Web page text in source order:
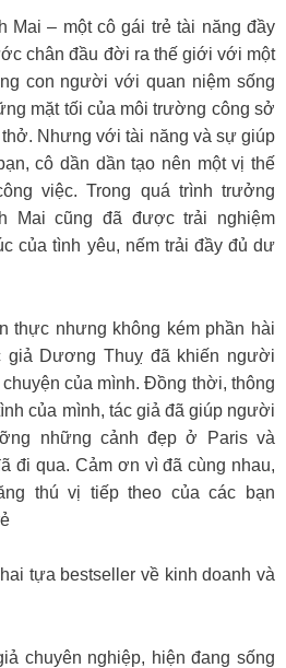
Mai – một cô gái trẻ tài năng đầy
chân đầu đời ra thế giới với một
con người với quan niệm sống
mặt tối của môi trường công sở
Nhưng với tài năng và sự giúp
cô dần dần tạo nên một vị thế
việc. Trong quá trình trưởng
Mai cũng đã được trải nghiệm
của tình yêu, nếm trải đầy đủ dư
thực nhưng không kém phần hài
giả Dương Thuỵ đã khiến người
của mình. Đồng thời, thông
của mình, tác giả đã giúp người
những cảnh đẹp ở Paris và
đi qua. Cảm ơn vì đã cùng nhau,
thú vị tiếp theo của các bạn
tựa bestseller về kinh doanh và
chuyên nghiệp, hiện đang sống